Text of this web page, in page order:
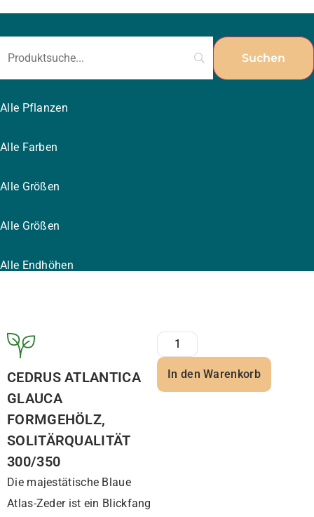
Alle Pflanzen
Alle Farben
Alle Größen
Alle Größen
Alle Endhöhen
CEDRUS ATLANTICA
GLAUCA
FORMGEHÖLZ,
SOLITÄRQUALITÄT
300/350
Die majestätische Blaue
Atlas-Zeder ist ein Blickfang
In den Warenkorb